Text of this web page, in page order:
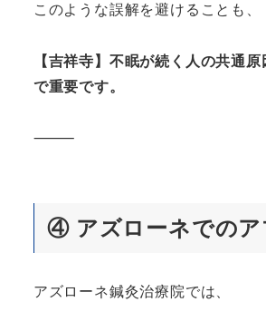
このような誤解を避けることも、
【吉祥寺】不眠が続く人の共通
で重要です。
⸻
④ アズローネでの
アズローネ鍼灸治療院では、